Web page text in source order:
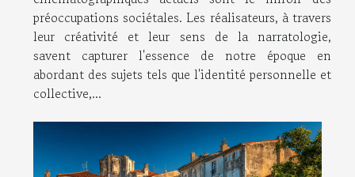
préoccupations sociétales. Les réalisateurs, à travers
leur créativité et leur sens de la narratologie,
savent capturer l'essence de notre époque en
abordant des sujets tels que l'identité personnelle et
collective,...